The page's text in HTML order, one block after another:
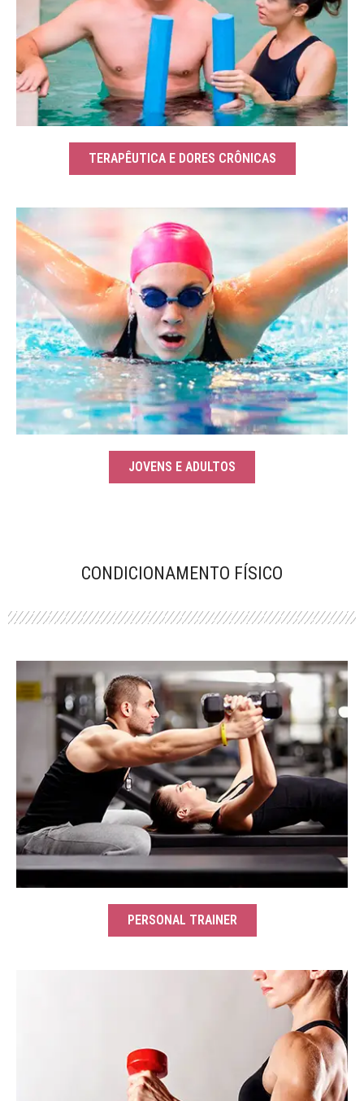
TERAPÊUTICA E DORES CRÔNICAS
JOVENS E ADULTOS
CONDICIONAMENTO FÍSICO
PERSONAL TRAINER